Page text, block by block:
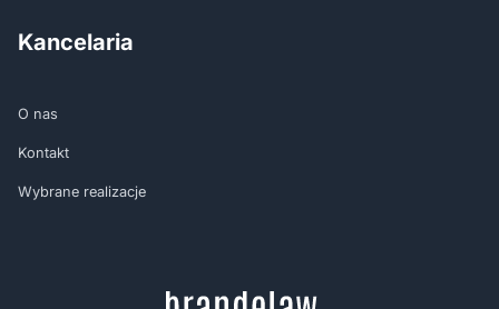
Kancelaria
O nas
Kontakt
Wybrane realizacje